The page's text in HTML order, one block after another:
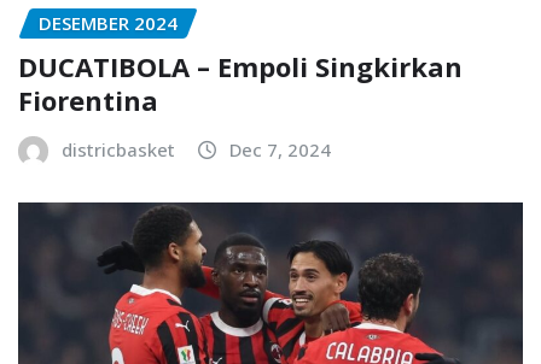
DESEMBER 2024
DUCATIBOLA – Empoli Singkirkan
Fiorentina
districbasket Dec 7, 2024